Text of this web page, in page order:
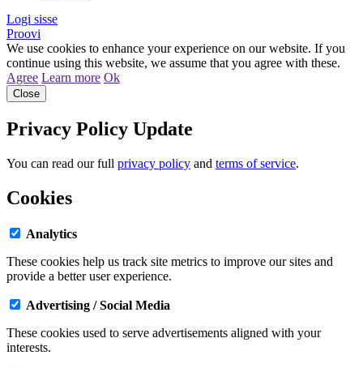
Logi sisse
Proovi
We use cookies to enhance your experience on our website. If you
continue using this website, we assume that you agree with these.
Agree Learn more Ok
Close
Privacy Policy Update
You can read our full privacy policy and terms of service.
Cookies
Analytics
These cookies help us track site metrics to improve our sites and
provide a better user experience.
Advertising / Social Media
These cookies used to serve advertisements aligned with your
interests.